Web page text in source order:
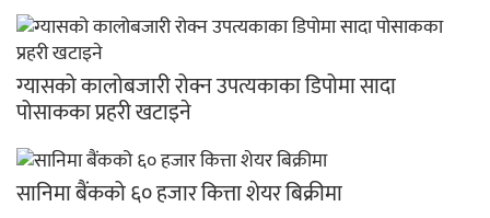
ग्यासको कालोबजारी रोक्न उपत्यकाका डिपोमा सादा
पोसाकका प्रहरी खटाइने
सानिमा बैंकको ६० हजार कित्ता शेयर बिक्रीमा